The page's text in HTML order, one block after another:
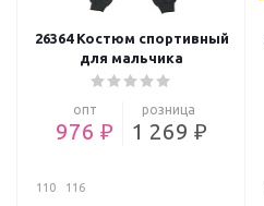
26364 Костюм спортивный
для мальчика
опт
976 ₽
розница
1 269 ₽
110 116